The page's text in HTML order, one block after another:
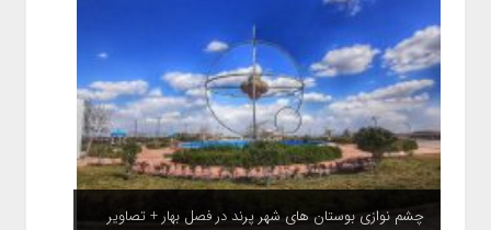
چشم نوازی بوستان های شهر پرند در فصل بهار + تصاویر